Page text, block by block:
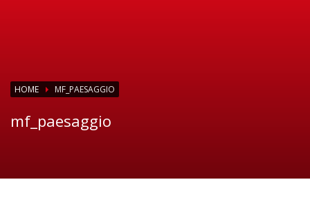
HOME MF_PAESAGGIO
mf_paesaggio